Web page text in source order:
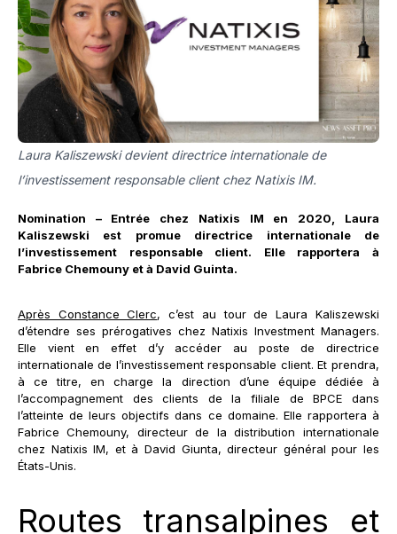
Laura Kaliszewski devient directrice internationale de
l’investissement responsable client chez Natixis IM.
Nomination – Entrée chez Natixis IM en 2020, Laura
Kaliszewski est promue directrice internationale de
l’investissement responsable client. Elle rapportera à
Fabrice Chemouny et à David Guinta.
Après Constance Clerc, c’est au tour de Laura Kaliszewski
d’étendre ses prérogatives chez Natixis Investment Managers.
Elle vient en effet d’y accéder au poste de directrice
internationale de l’investissement responsable client. Et prendra,
à ce titre, en charge la direction d’une équipe dédiée à
l’accompagnement des clients de la filiale de BPCE dans
l’atteinte de leurs objectifs dans ce domaine. Elle rapportera à
Fabrice Chemouny, directeur de la distribution internationale
chez Natixis IM, et à David Giunta, directeur général pour les
États-Unis.
Routes transalpines et